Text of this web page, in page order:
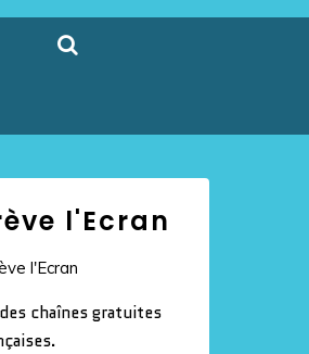
l'Ecran
chaînes gratuites